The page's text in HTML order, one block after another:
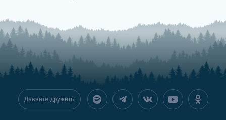
Давайте дружить: